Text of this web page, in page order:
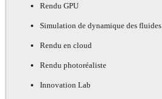
Rendu GPU
Simulation de dynamique des fluides
Rendu en cloud
Rendu photoréaliste
Innovation Lab